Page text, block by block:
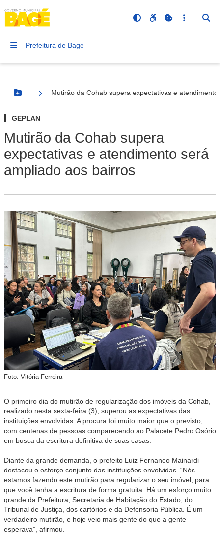
Prefeitura de Bagé
Botão Menu
Mutirão da Cohab supera expectativas e
GEPLAN
Mutirão da Cohab supera
expectativas e atendimento será
ampliado aos bairros
Foto: Vitória Ferreira
O primeiro dia do mutirão de regularização dos imóveis da Cohab,
realizado nesta sexta-feira (3), superou as expectativas das
instituições envolvidas. A procura foi muito maior que o previsto,
com centenas de pessoas comparecendo ao Palacete Pedro Osório
em busca da escritura definitiva de suas casas.
Diante da grande demanda, o prefeito Luiz Fernando Mainardi
destacou o esforço conjunto das instituições envolvidas. “Nós
estamos fazendo este mutirão para regularizar o seu imóvel, para
que você tenha a escritura de forma gratuita. Há um esforço muito
grande da Prefeitura, Secretaria de Habitação do Estado, do
Tribunal de Justiça, dos cartórios e da Defensoria Pública. É um
verdadeiro mutirão, e hoje veio mais gente do que a gente
esperava”, afirmou.